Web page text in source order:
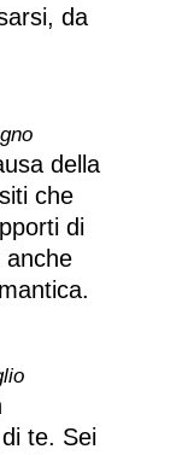
da
della
che
di
anche
te. Sei